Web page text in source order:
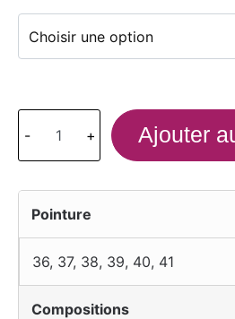
- + Ajouter
Pointure
36, 37, 38, 39, 40, 41
Compositions